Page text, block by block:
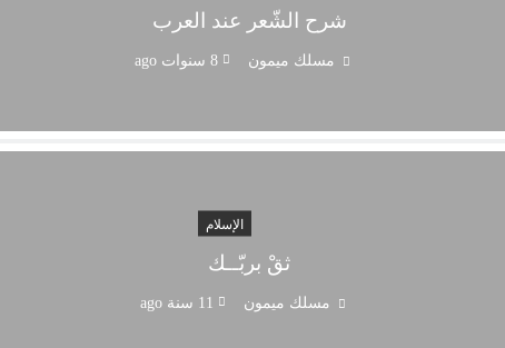
شرح الشّعر عند العرب
مسلك ميمون 8 سنوات ago
الإسلام
ثقْ بربّــك
مسلك ميمون 11 سنة ago